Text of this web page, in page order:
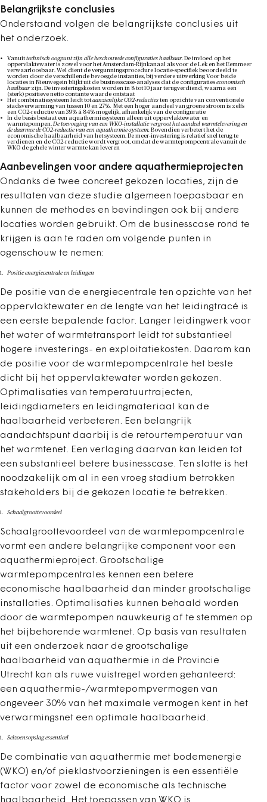
Belangrijkste conclusies
Onderstaand volgen de belangrijkste conclusies uit
het onderzoek.
Vanuittechnisch oogpunt zijn alle beschouwde configuraties haalbaar. De invloed op het
oppervlaktewater is zowel voor het Amsterdam-Rijnkanaal als voor de Lek en het Eemmeer
verwaarloosbaar. Wel dient de vergunningsprocedure locatie-specifiek beoordeeld te
worden door de verschillende bevoegde instanties, bij verdere uitwerking Voor beide
locaties in Nieuwegein blijkt uit de businesscase-analyses dat de configuraties economisch
haalbaar zijn. De investeringskosten worden in 8 tot 10 jaar terugverdiend, waarna een
(sterk) positieve netto contante waarde ontstaat
Het combinatiesysteem leidt totaanzienlijke CO2-reducties ten opzichte van conventionele
stadsverwarming van tussen 10 en 27%. Met een hoger aandeel van groene stroom is zelfs
een CO2-reductie van 39% á 84% mogelijk, afhankelijk van de configuratie
In de basis bestaat een aquathermiesysteem alleen uit oppervlaktewater en
warmtepompen. De toevoeging van een WKO-installatie vergroot het aandeel warmtelevering en
de daarmee de CO2-reductie van een aquathermie-systeem Bovendien verbetert het de
economische haalbaarheid van het systeem. De meer-investering is relatief snel terug te
verdienen en de CO2-reductie wordt vergroot, omdat de warmtepompcentrale vanuit de
WKO de gehele winter warmte kan leveren
Aanbevelingen voor andere aquathermieprojecten
Ondanks de twee concreet gekozen locaties, zijn de
resultaten van deze studie algemeen toepasbaar en
kunnen de methodes en bevindingen ook bij andere
locaties worden gebruikt. Om de businesscase rond te
krijgen is aan te raden om volgende punten in
ogenschouw te nemen:
Positie energiecentrale en leidingen
De positie van de energiecentrale ten opzichte van het
oppervlaktewater en de lengte van het leidingtracé is
een eerste bepalende factor. Langer leidingwerk voor
het water of warmtetransport leidt tot substantieel
hogere investerings- en exploitatiekosten. Daarom kan
de positie voor de warmtepompcentrale het beste
dicht bij het oppervlaktewater worden gekozen.
Optimalisaties van temperatuurtrajecten,
leidingdiameters en leidingmateriaal kan de
haalbaarheid verbeteren. Een belangrijk
aandachtspunt daarbij is de retourtemperatuur van
het warmtenet. Een verlaging daarvan kan leiden tot
een substantieel betere businesscase. Ten slotte is het
noodzakelijk om al in een vroeg stadium betrokken
stakeholders bij de gekozen locatie te betrekken.
Schaalgroottevoordeel
Schaalgroottevoordeel van de warmtepompcentrale
vormt een andere belangrijke component voor een
aquathermieproject. Grootschalige
warmtepompcentrales kennen een betere
economische haalbaarheid dan minder grootschalige
installaties. Optimalisaties kunnen behaald worden
door de warmtepompen nauwkeurig af te stemmen op
het bijbehorende warmtenet. Op basis van resultaten
uit een onderzoek naar de grootschalige
haalbaarheid van aquathermie in de Provincie
Utrecht kan als ruwe vuistregel worden gehanteerd:
een aquathermie-/warmtepompvermogen van
ongeveer 30% van het maximale vermogen kent in het
verwarmingsnet een optimale haalbaarheid.
Seizoensopslag essentieel
De combinatie van aquathermie met bodemenergie
(WKO) en/of pieklastvoorzieningen is een essentiële
factor voor zowel de economische als technische
haalbaarheid. Het toepassen van WKO is